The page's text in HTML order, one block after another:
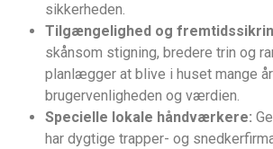
sikkerheden.
Tilgængelighed og
skånsom stigning, bredere trin og
planlægger at blive i huset mange
brugervenligheden og værdien.
Specielle lokale håndværkere:
har dygtige trapper- og